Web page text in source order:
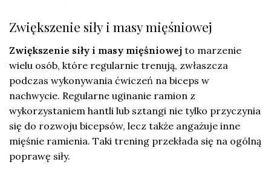
Zwiększenie siły i masy mięśniowej
Zwiększenie siły i masy mięśniowej to marzenie
wielu osób, które regularnie trenują, zwłaszcza
podczas wykonywania ćwiczeń na biceps w
nachwycie. Regularne uginanie ramion z
wykorzystaniem hantli lub sztangi nie tylko przyczynia
się do rozwoju bicepsów, lecz także angażuje inne
mięśnie ramienia. Taki trening przekłada się na ogólną
poprawę siły.